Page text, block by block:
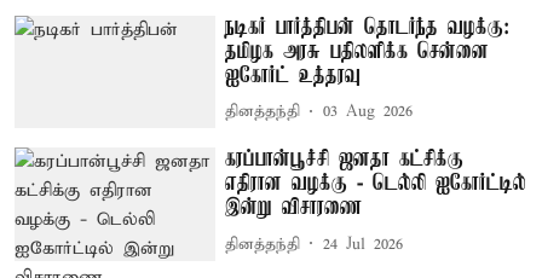
நடிகர் பார்த்திபன் தொடர்ந்த வழக்கு:
தமிழக அரசு பதிலளிக்க சென்னை
ஐகோர்ட் உத்தரவு
தினத்தந்தி 03 Aug 2026
கரப்பான்பூச்சி ஜனதா கட்சிக்கு
எதிரான வழக்கு - டெல்லி ஐகோர்ட்டில்
இன்று விசாரணை
தினத்தந்தி 24 Jul 2026